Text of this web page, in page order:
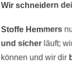
Wir schneidern
Stoffe Hemmers
und sicherläuft;
können und wir dir